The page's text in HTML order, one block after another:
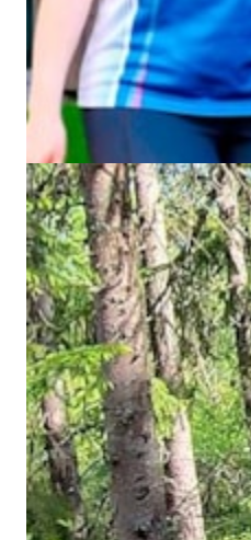
Nivå 3, uke 2
Uke 1 er unnagjort og nå
flyten i treningshverdagen.